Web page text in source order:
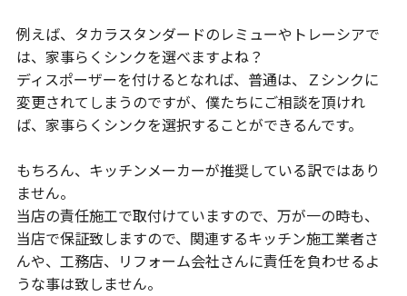
例えば、タカラスタンダードのレミューやトレーシアで
は、家事らくシンクを選べますよね？
ディスポーザーを付けるとなれば、普通は、Ｚシンクに
変更されてしまうのですが、僕たちにご相談を頂けれ
ば、家事らくシンクを選択することができるんです。
もちろん、キッチンメーカーが推奨している訳ではあり
ません。
当店の責任施工で取付けていますので、万が一の時も、
当店で保証致しますので、関連するキッチン施工業者さ
んや、工務店、リフォーム会社さんに責任を負わせるよ
うな事は致しません。